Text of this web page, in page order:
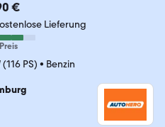
€
Lieferung
PS) • Benzin